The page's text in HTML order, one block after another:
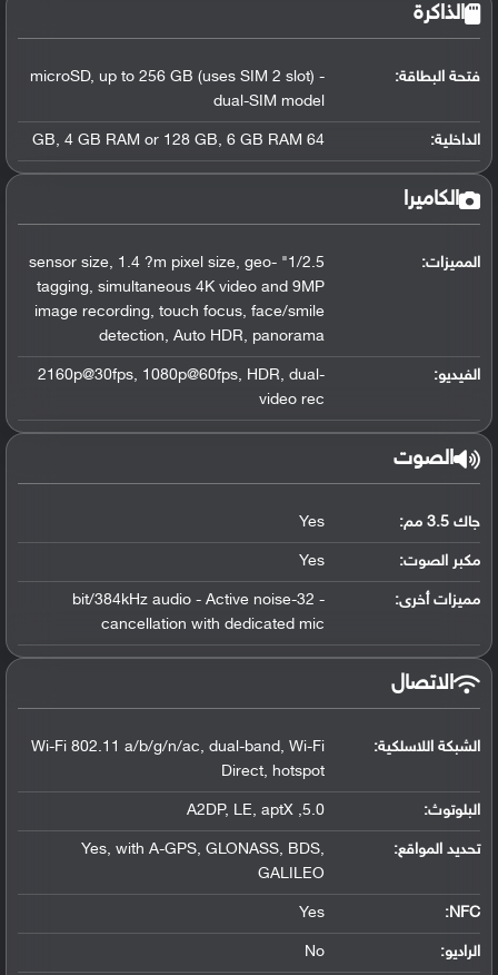
الذاكرة
فتحة البطاقة:
microSD, up to 256 GB (uses SIM 2 slot) -
dual-SIM model
الداخلية: 64 GB, 4 GB RAM or 128 GB, 6 GB RAM
الكاميرا
المميزات:
1/2.5" sensor size, 1.4 ?m pixel size, geo-
tagging, simultaneous 4K video and 9MP
image recording, touch focus, face/smile
detection, Auto HDR, panorama
الفيديو:
2160p@30fps, 1080p@60fps, HDR, dual-
video rec
الصوت
جاك 3.5 مم: Yes
مكبر الصوت: Yes
مميزات أخرى:
- 32-bit/384kHz audio - Active noise
cancellation with dedicated mic
الاتصال
الشبكة اللاسلكية:
Wi-Fi 802.11 a/b/g/n/ac, dual-band, Wi-Fi
Direct, hotspot
البلوتوث:
5.0, A2DP, LE, aptX
تحديد المواقع:
Yes, with A-GPS, GLONASS, BDS,
GALILEO
NFC
:
Yes
الراديو: No